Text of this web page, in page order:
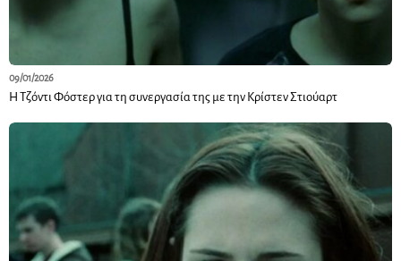
09/01/2026
Η Τζόντι Φόστερ για τη συνεργασία της με την Κρίστεν Στιούαρτ